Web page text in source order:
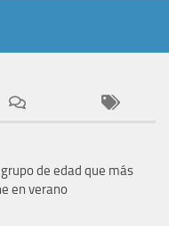
de edad que más
en verano